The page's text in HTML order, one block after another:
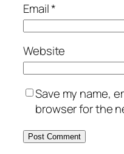
Email*
Website
Save my name,
browser for the